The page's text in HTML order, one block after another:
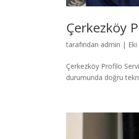
Çerkezköy
tarafından admin |
Çerkezköy Profilo
durumunda doğru